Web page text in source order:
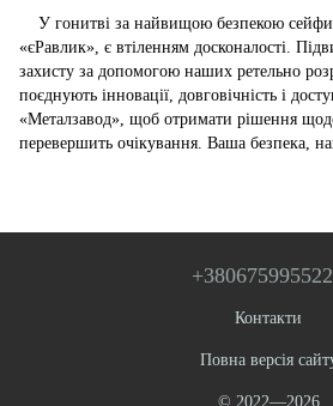
У гонитві за найвищою безпекою сейфи
«єРавлик», є втіленням досконалості.
захисту за допомогою наших ретельно
поєднують інновації, довговічність і
«Металзавод», щоб отримати рішення
перевершить очікування. Ваша безпека,
+380675995522
Контакти
Повна версія
© 2022—2026